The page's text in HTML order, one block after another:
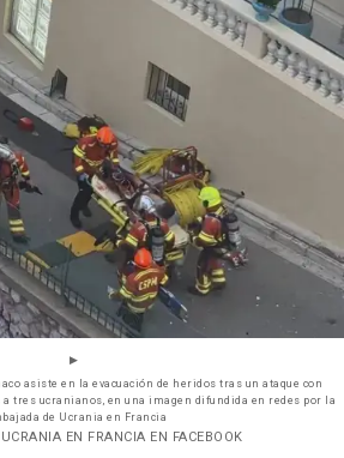
asiste en la evacuación de heridos tras un ataque con
tres ucranianos, en una imagen difundida en redes por la
de Ucrania en Francia
EN FRANCIA EN FACEBOOK